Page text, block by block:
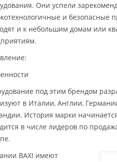
Они успели
и безопасные
и к небольшим домам или
под этим брендом
в Италии, Англии,
История марки
в числе лидеров по
BAXI имеют